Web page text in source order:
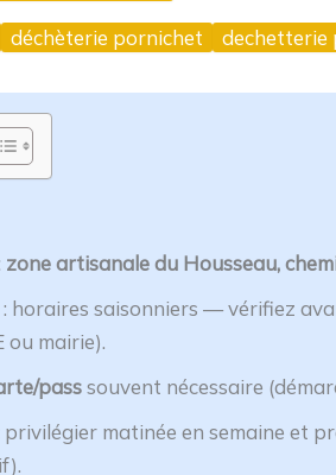
déchèterie pornichet dechetterie
zone artisanale du Housseau,
horaires saisonniers — vérifiez
ou mairie).
passsouvent nécessaire
privilégier matinée en semaine et